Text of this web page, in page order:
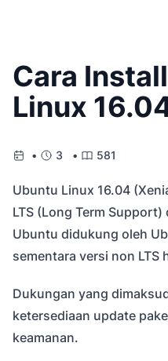
Cara
Linux
• 3 • 581
Ubuntu Linux 16.04
LTS (Long Term
Ubuntu didukung oleh
sementara versi non LTS
Dukungan yang
ketersediaan update
keamanan.